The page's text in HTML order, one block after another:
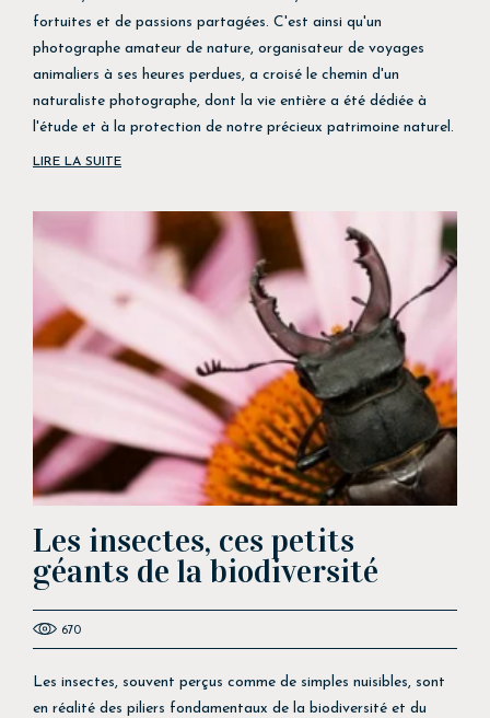
fortuites et de passions partagées. C'est ainsi qu'un
photographe amateur de nature, organisateur de voyages
animaliers à ses heures perdues, a croisé le chemin d'un
naturaliste photographe, dont la vie entière a été dédiée à
l'étude et à la protection de notre précieux patrimoine naturel.
LIRE LA SUITE
Les insectes, ces petits
géants de la biodiversité
670
Les insectes, souvent perçus comme de simples nuisibles, sont
en réalité des piliers fondamentaux de la biodiversité et du